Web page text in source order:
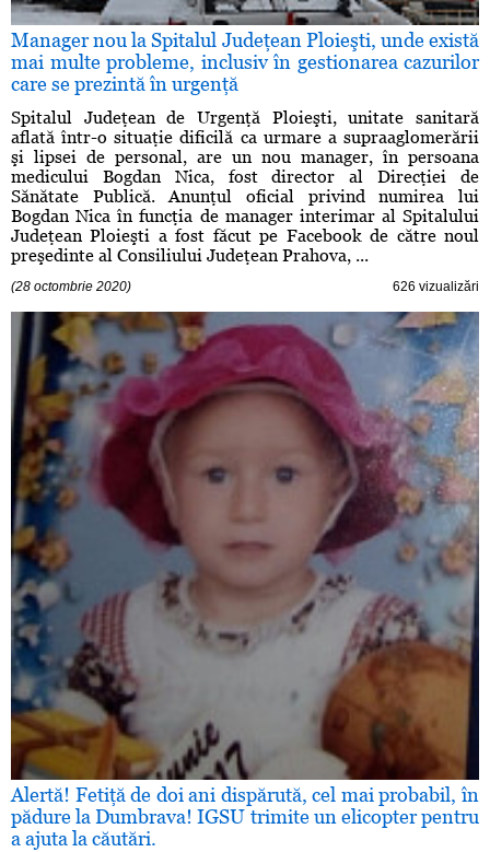
Manager nou la Spitalul Judeţean Ploieşti, unde există
mai multe probleme, inclusiv în gestionarea cazurilor
care se prezintă în urgenţă
Spitalul Judeţean de Urgenţă Ploieşti, unitate sanitară
aflată într-o situaţie dificilă ca urmare a supraaglomerării
şi lipsei de personal, are un nou manager, în persoana
medicului Bogdan Nica, fost director al Direcţiei de
Sănătate Publică. Anunţul oficial privind numirea lui
Bogdan Nica în funcţia de manager interimar al Spitalului
Judeţean Ploieşti a fost făcut pe Facebook de către noul
preşedinte al Consiliului Judeţean Prahova, ...
(28 octombrie 2020) 626 vizualizări
Alertă! Fetiţă de doi ani dispărută, cel mai probabil, în
pădure la Dumbrava! IGSU trimite un elicopter pentru
a ajuta la căutări.